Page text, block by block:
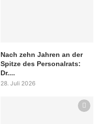
Nach zehn Jahren an der
Spitze des Personalrats:
Dr....
28. Juli 2026